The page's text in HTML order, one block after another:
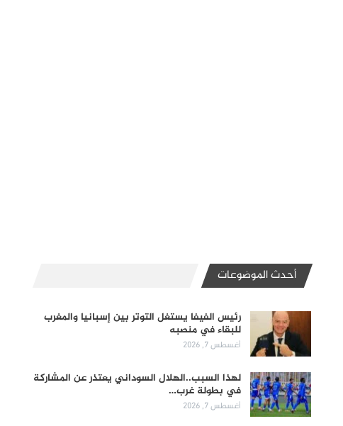
أحدث الموضوعات
رئيس الفيفا يستغل التوتر بين إسبانيا والمغرب
للبقاء في منصبه
أغسطس 7, 2026
لهذا السبب..الهلال السوداني يعتذر عن المشاركة
في بطولة غرب…
أغسطس 7, 2026